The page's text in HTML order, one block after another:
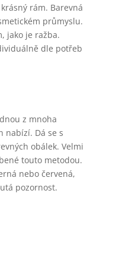
rám. Barevná
průmyslu.
jako je ražba.
dle potřeb
z mnoha
nabízí. Dá se s
obálek. Velmi
touto metodou.
nebo červená,
pozornost.